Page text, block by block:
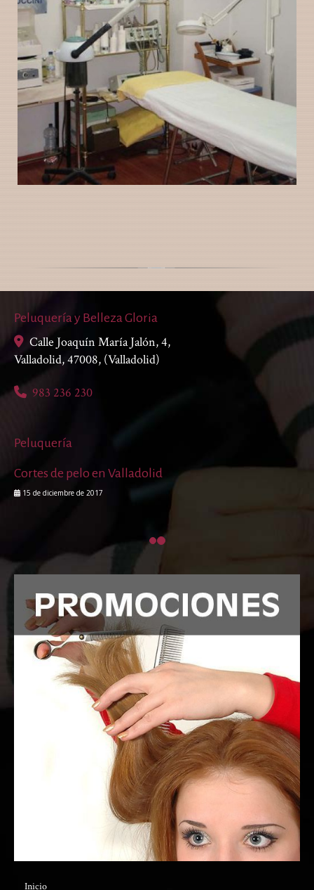
Peluquería y Belleza Gloria
Calle Joaquín María Jalón, 4,
Valladolid,47008, (Valladolid)
983 236 230
Peluquería
Cortes de pelo en Valladolid
15 de diciembre de 2017
Inicio